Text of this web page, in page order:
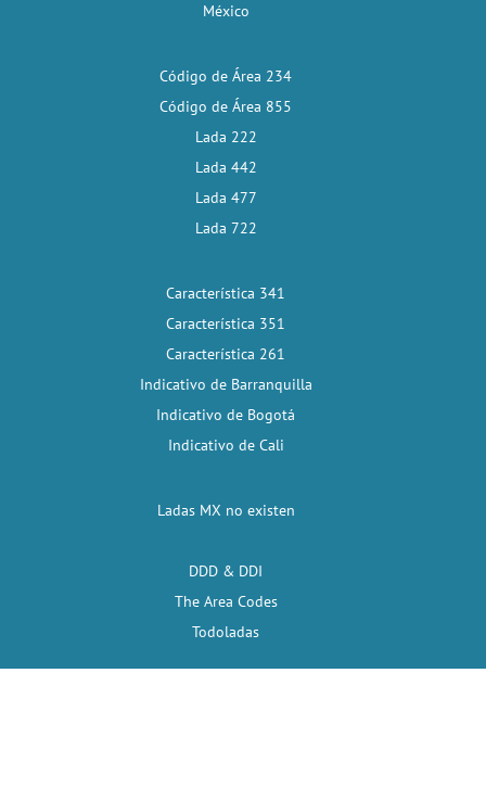
México
Código de Área 234
Código de Área 855
Lada 222
Lada 442
Lada 477
Lada 722
Característica 341
Característica 351
Característica 261
Indicativo de Barranquilla
Indicativo de Bogotá
Indicativo de Cali
Ladas MX no existen
DDD & DDI
The Area Codes
Todoladas